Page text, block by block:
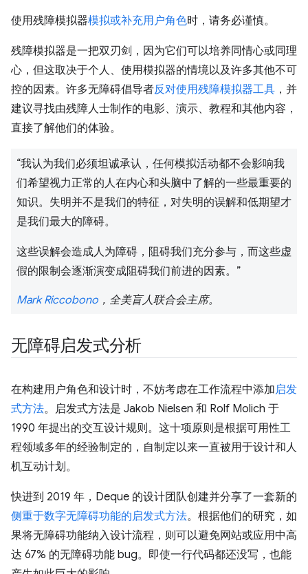
使用残障模拟器模拟或补充用户角色时，请务必谨慎。
残障模拟器是一把双刃剑，因为它们可以培养同情心或同理
心，但这取决于个人、使用模拟器的情境以及许多其他不可
控的因素。许多无障碍倡导者反对使用残障模拟器工具 ，并
建议寻找由残障人士制作的电影、演示、教程和其他内容，
直接了解他们的体验。
“我认为我们必须坦诚承认，任何模拟活动都不会影响我
们希望视力正常的人在内心和头脑中了解的一些最重要的
知识。失明并不是我们的特征，对失明的误解和低期望才
是我们最大的障碍。
这些误解会造成人为障碍，阻碍我们充分参与，而这些虚
假的限制会逐渐演变成阻碍我们前进的因素。”
Mark Riccobono ，全美盲人联合会主席。
无障碍启发式分析
在构建用户角色和设计时，不妨考虑在工作流程中添加启发
式方法。启发式方法是 Jakob Nielsen 和 Rolf Molich 于
1990 年提出的交互设计规则。这十项原则是根据可用性工
程领域多年的经验制定的，自制定以来一直被用于设计和人
机互动计划。
快进到 2019 年，Deque 的设计团队创建并分享了一套新的
侧重于数字无障碍功能的启发式方法。根据他们的研究，如
果将无障碍功能纳入设计流程，则可以避免网站或应用中高
达 67% 的无障碍功能 bug。即使一行代码都还没写，也能